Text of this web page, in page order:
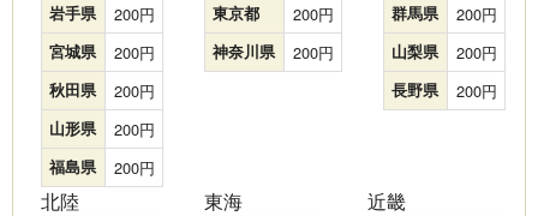
岩手県 200
宮城県 200
秋田県 200
山形県 200
福島県 200
東京都 200
神奈川県 200
群馬県 200
山梨県 200
長野県 200
北陸 東海 近畿